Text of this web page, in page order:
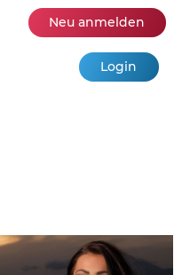
Neu anmelden
Login